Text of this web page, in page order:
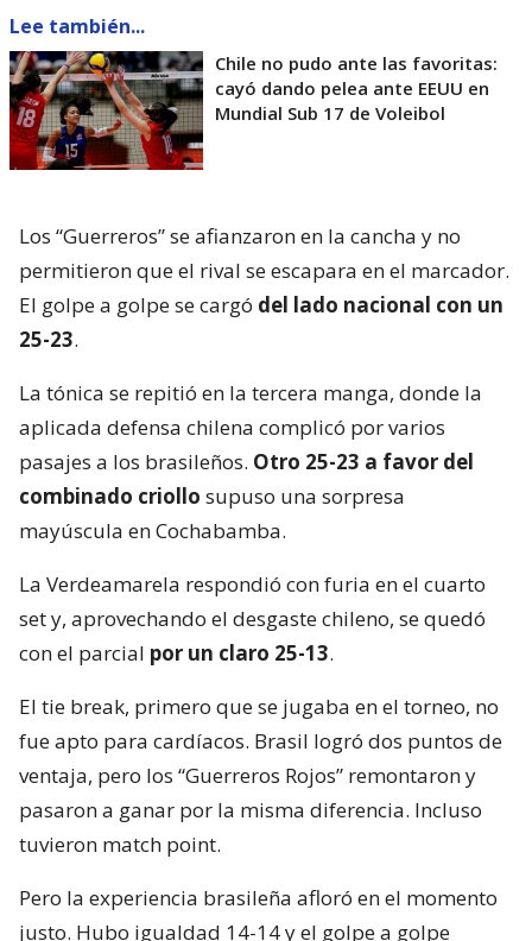
Lee también...
Chile no pudo ante las favoritas:
cayó dando pelea ante EEUU en
Mundial Sub 17 de Voleibol
Los “Guerreros” se afianzaron en la cancha y no
permitieron que el rival se escapara en el marcador.
El golpe a golpe se cargó del lado nacional con un
25-23.
La tónica se repitió en la tercera manga, donde la
aplicada defensa chilena complicó por varios
pasajes a los brasileños. Otro 25-23 a favor del
combinado criollo supuso una sorpresa
mayúscula en Cochabamba.
La Verdeamarela respondió con furia en el cuarto
set y, aprovechando el desgaste chileno, se quedó
con el parcial por un claro 25-13.
El tie break, primero que se jugaba en el torneo, no
fue apto para cardíacos. Brasil logró dos puntos de
ventaja, pero los “Guerreros Rojos” remontaron y
pasaron a ganar por la misma diferencia. Incluso
tuvieron match point.
Pero la experiencia brasileña afloró en el momento
justo. Hubo igualdad 14-14 y el golpe a golpe